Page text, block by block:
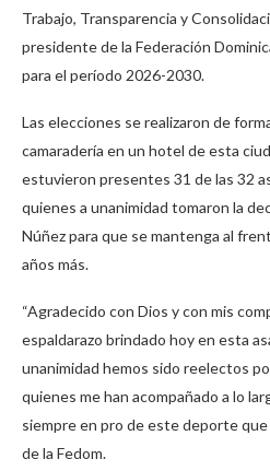
Trabajo, Transparencia y
presidente de la Federación
para el período 2026-2030.
Las elecciones se realizaron de
camaradería en un hotel de esta
estuvieron presentes 31 de las 32
quienes a unanimidad tomaron la
Núñez para que se mantenga al
años más.
“Agradecido con Dios y con mis
espaldarazo brindado hoy en esta
unanimidad hemos sido reelectos
quienes me han acompañado a lo
siempre en pro de este deporte
de la Fedom.